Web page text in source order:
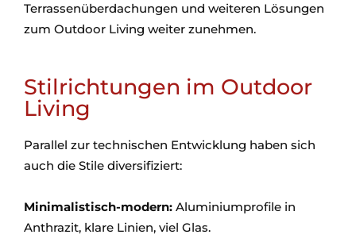
Terrassenüberdachungen und weiteren Lösungen
zum Outdoor Living weiter zunehmen.
Stilrichtungen im Outdoor
Living
Parallel zur technischen Entwicklung haben sich
auch die Stile diversifiziert:
Minimalistisch-modern: Aluminiumprofile in
Anthrazit, klare Linien, viel Glas.